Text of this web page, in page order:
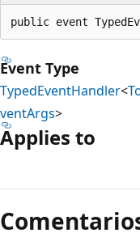
public event
Event Type
TypedEventHandler<
ventArgs>
Applies to
de
lectura